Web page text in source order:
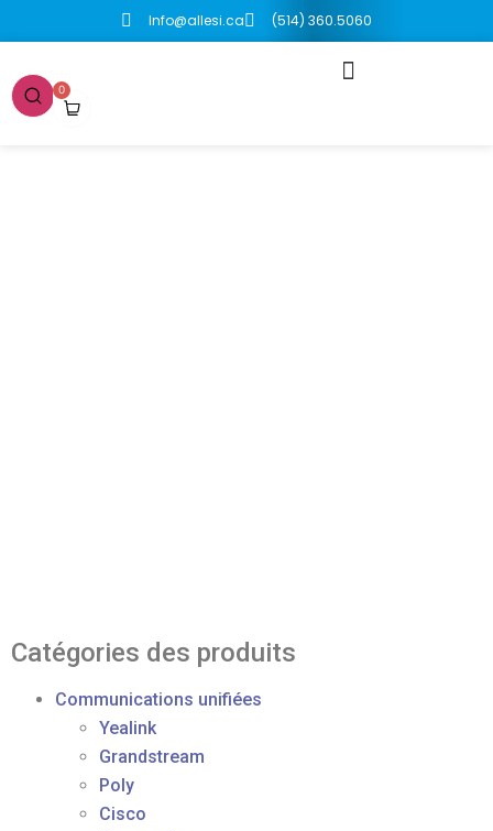
Info@allesi.ca (514) 360.5060
0
Catégories des produits
Communications unifiées
Yealink
Grandstream
Poly
Cisco